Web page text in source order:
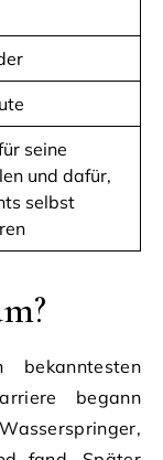
seine
und dafür,
selbst
begann